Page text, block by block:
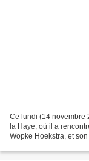
Ce lundi (14 novembre
la Haye, où il a
Wopke Hoekstra, et son